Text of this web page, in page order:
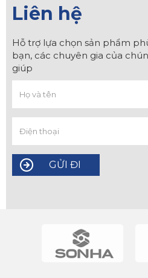
Liên hệ
Hỗ trợ lựa chọn sản phẩm
bạn, các chuyên gia của
giúp